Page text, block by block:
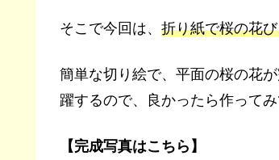
そこで今回は、 折り紙で桜の花
簡単な切り絵で、平面の桜の花が
躍するので、良かったら作って
【完成写真はこちら】